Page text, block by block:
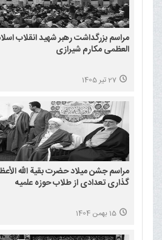
مراسم بزرگداشت رهبر شهید انقلاب
العظمی مکارم شیرازی
27 تیر 1405
مراسم جشن میلاد حضرت بقیة الله
گذاری تعدادی از طلاب حوزه علمیه
15 بهمن 1404